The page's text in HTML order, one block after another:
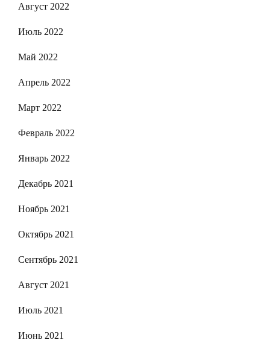
Август 2022
Июль 2022
Май 2022
Апрель 2022
Март 2022
Февраль 2022
Январь 2022
Декабрь 2021
Ноябрь 2021
Октябрь 2021
Сентябрь 2021
Август 2021
Июль 2021
Июнь 2021